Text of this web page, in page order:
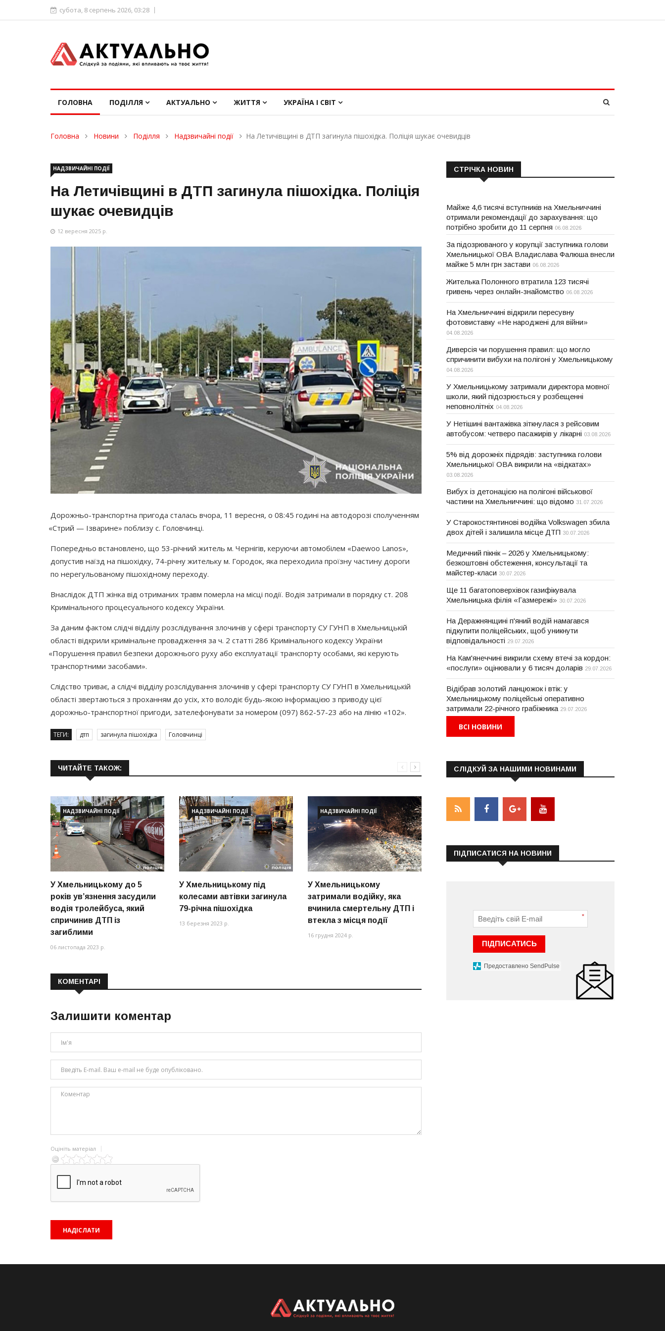
субота, 8 серпень 2026, 03:28
ГОЛОВНА ПОДІЛЛЯ АКТУАЛЬНО ЖИТТЯ УКРАЇНА І СВІТ
Головна Новини Поділля Надзвичайні події На Летичівщині в ДТП загинула пішохідка. Поліція шукає очевидців
НАДЗВИЧАЙНІ ПОДІЇ
На Летичівщині в ДТП загинула пішохідка. Поліція
шукає очевидців
12 вересня 2025 р.
Дорожньо-транспортна пригода сталась вчора, 11 вересня, о 08:45 годині на автодорозі сполученням
«Стрий — Ізварине» поблизу с. Головчинці.
Попередньо встановлено, що 53-річний житель м. Чернігів, керуючи автомобілем «Daewoo Lanos»,
допустив наїзд на пішохідку, 74-річну жительку м. Городок, яка переходила проїзну частину дороги
по нерегульованому пішохідному переходу.
Внаслідок ДТП жінка від отриманих травм померла на місці події. Водія затримали в порядку ст. 208
Кримінального процесуального кодексу України.
За даним фактом слідчі відділу розслідування злочинів у сфері транспорту СУ ГУНП в Хмельницькій
області відкрили кримінальне провадження за ч. 2 статті 286 Кримінального кодексу України
«Порушення правил безпеки дорожнього руху або експлуатації транспорту особами, які керують
транспортними засобами».
Слідство триває, а слідчі відділу розслідування злочинів у сфері транспорту СУ ГУНП в Хмельницькій
області звертаються з проханням до усіх, хто володіє будь-якою інформацією з приводу цієї
дорожньо-транспортної пригоди, зателефонувати за номером (097) 862-57-23 або на лінію «102».
ТЕГИ: дтп загинула пішохідка Головчинці
ЧИТАЙТЕ ТАКОЖ:
НАДЗВИЧАЙНІ ПОДІЇ
У Хмельницькому до 5
років ув’язнення засудили
водія тролейбуса, який
спричинив ДТП із
загиблими
06 листопада 2023 р.
НАДЗВИЧАЙНІ ПОДІЇ
У Хмельницькому під
колесами автівки загинула
79-річна пішохідка
13 березня 2023 р.
НАДЗВИЧАЙНІ ПОДІЇ
У Хмельницькому
затримали водійку, яка
вчинила смертельну ДТП і
втекла з місця події
16 грудня 2024 р.
НАДЗВИЧАЙНІ ПОДІЇ
01 вересня 2025 р.
КОМЕНТАРІ
Залишити коментар
Оцініть матеріал
СТРІЧКА НОВИН
Майже 4,6 тисячі вступників на Хмельниччині
отримали рекомендації до зарахування: що
потрібно зробити до 11 серпня 06.08.2026
За підозрюваного у корупції заступника голови
Хмельницької ОВА Владислава Фалюша внесли
майже 5 млн грн застави 06.08.2026
Жителька Полонного втратила 123 тисячі
гривень через онлайн-знайомство 06.08.2026
На Хмельниччині відкрили пересувну
фотовиставку «Не народжені для війни»
04.08.2026
Диверсія чи порушення правил: що могло
спричинити вибухи на полігоні у Хмельницькому
04.08.2026
У Хмельницькому затримали директора мовної
школи, який підозрюється у розбещенні
неповнолітніх 04.08.2026
У Нетішині вантажівка зіткнулася з рейсовим
автобусом: четверо пасажирів у лікарні 03.08.2026
5% від дорожніх підрядів: заступника голови
Хмельницької ОВА викрили на «відкатах»
03.08.2026
Вибух із детонацією на полігоні військової
частини на Хмельниччині: що відомо 31.07.2026
У Старокостянтинові водійка Volkswagen збила
двох дітей і залишила місце ДТП 30.07.2026
Медичний пікнік – 2026 у Хмельницькому:
безкоштовні обстеження, консультації та
майстер-класи 30.07.2026
Ще 11 багатоповерхівок газифікувала
Хмельницька філія «Газмережі» 30.07.2026
На Деражнянщині п'яний водій намагався
підкупити поліцейських, щоб уникнути
відповідальності 29.07.2026
На Кам'янеччині викрили схему втечі за кордон:
«послуги» оцінювали у 6 тисяч доларів 29.07.2026
Відібрав золотий ланцюжок і втік: у
Хмельницькому поліцейські оперативно
затримали 22-річного грабіжника 29.07.2026
ВСІ НОВИНИ
СЛІДКУЙ ЗА НАШИМИ НОВИНАМИ
ПІДПИСАТИСЯ НА НОВИНИ
*
ПІДПИСАТИСЬ
Предоставлено SendPulse